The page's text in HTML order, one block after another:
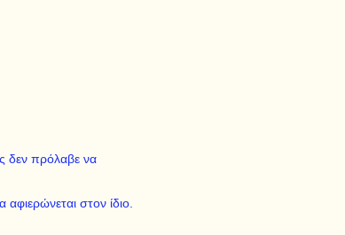
δεν πρόλαβε να
στον ίδιο.